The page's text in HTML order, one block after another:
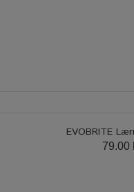
EVOBRITE
79.00